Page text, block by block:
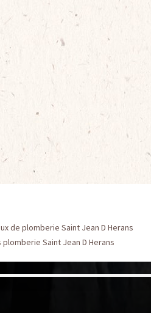
de plomberie Saint Jean D Herans
plomberie Saint Jean D Herans